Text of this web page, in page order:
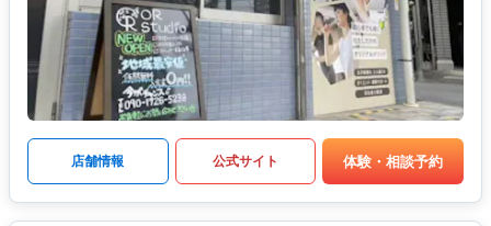
店舗情報 公式サイト 体験・相談予約